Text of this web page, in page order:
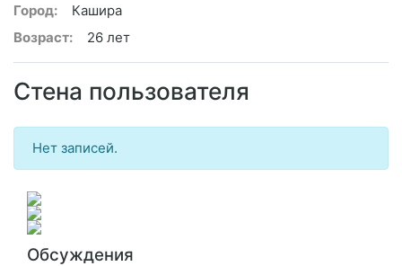
Город:
Кашира
Возраст:
26 лет
Стена пользователя
Нет записей.
Обсуждения